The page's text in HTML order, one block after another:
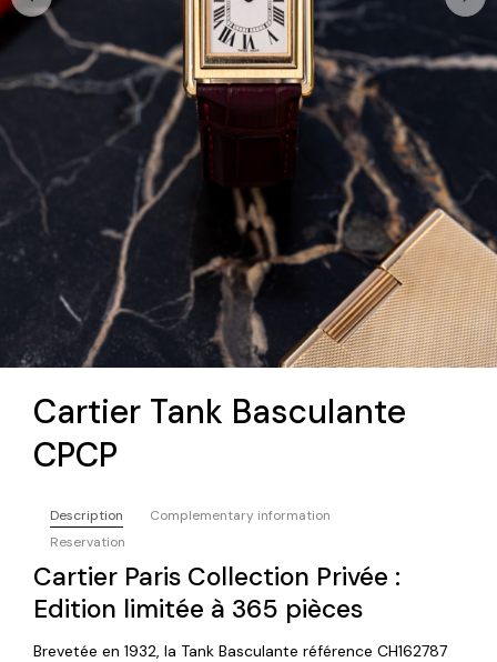
Cartier Tank Basculante
CPCP
Description
Complementary information
Reservation
Cartier Paris Collection Privée :
Edition limitée à 365 pièces
Brevetée en 1932, la Tank Basculante référence CH162787